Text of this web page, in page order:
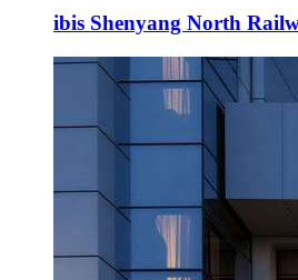
ibis Shenyang North